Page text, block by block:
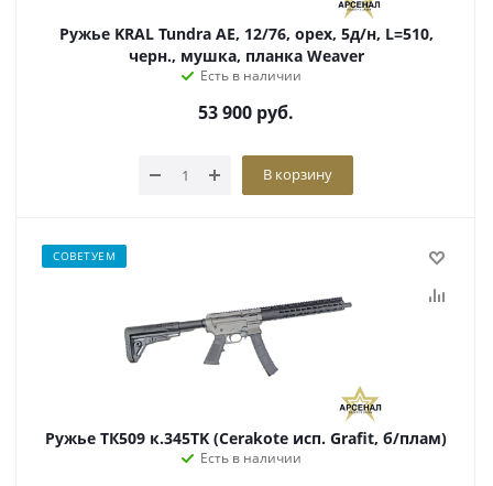
Ружье KRAL Tundra AE, 12/76, орех, 5д/н, L=510,
черн., мушка, планка Weaver
Есть в наличии
53 900 руб.
В корзину
СОВЕТУЕМ
Ружье ТК509 к.345TK (Cerakote исп. Grafit, б/плам)
Есть в наличии